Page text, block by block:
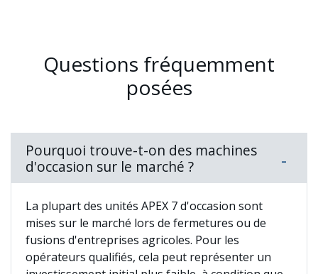
Questions fréquemment
posées
Pourquoi trouve-t-on des machines
d'occasion sur le marché ?
La plupart des unités APEX 7 d'occasion sont
mises sur le marché lors de fermetures ou de
fusions d'entreprises agricoles. Pour les
opérateurs qualifiés, cela peut représenter un